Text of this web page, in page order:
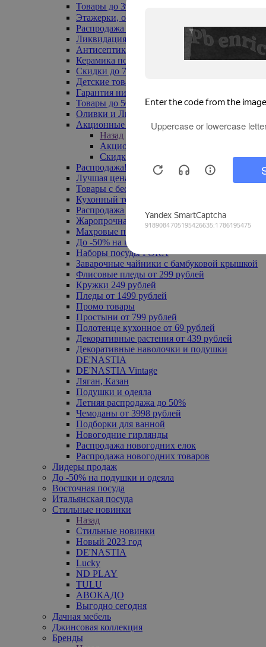
Товары до 399₽
Этажерки, обувницы
Распродажа текстиля до -50%
Ликвидация до -70%
Антисептики
Керамика по 129 руб
Скидки до 70%
Детские товары
Гарантия низкой цены
Товары до 500 руб
Оливки и Лимоны
Акционные товары
Назад
Акционные товары
Скидка 20% по промокоду
Распродажа! Ульяновск до -70%
Лучшая цена
Товары с бесплатной доставкой
Кухонный текстиль
Распродажа до -50%
Жаропрочная посуда
Махровые полотенца
До -50% на ковры
Наборы посуды FORA
Заварочные чайники с бамбуковой крышкой
Флисовые пледы от 299 рублей
Кружки 249 рублей
Пледы от 1499 рублей
Промо товары
Простыни от 799 рублей
Полотенце кухонное от 69 рублей
Декоративные растения от 439 рублей
Декоративные наволочки и подушки
DE'NASTIA
DE'NASTIA Vintage
Ляган, Казан
Подушки и одеяла
Летняя распродажа до 50%
Чемоданы от 3998 рублей
Подборки для ванной
Новогодние гирлянды
Распродажа новогодних елок
Распродажа новогодних товаров
Лидеры продаж
До -50% на подушки и одеяла
Восточная посуда
Итальянская посуда
Стильные новинки
Назад
Стильные новинки
Новый 2023 год
DE'NASTIA
Lucky
ND PLAY
TULU
АВОКАДО
Выгодно сегодня
Дачная мебель
Джинсовая коллекция
Бренды